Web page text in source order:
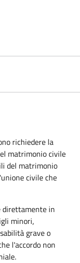
richiedere la
matrimonio civile
del matrimonio
civile che
direttamente in
minori,
grave o
l'accordo non